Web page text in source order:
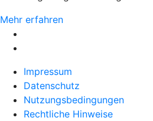
Mehr erfahren
Impressum
Datenschutz
Nutzungsbedingungen
Rechtliche Hinweise